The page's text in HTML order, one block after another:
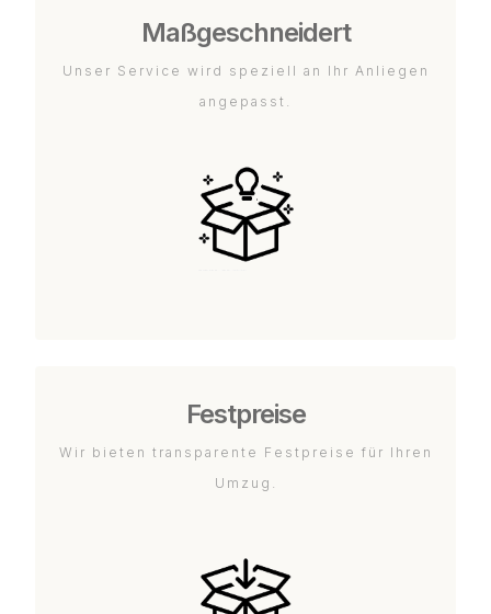
Maßgeschneidert
Unser Service wird speziell an Ihr Anliegen
angepasst.
Festpreise
Wir bieten transparente Festpreise für Ihren
Umzug.